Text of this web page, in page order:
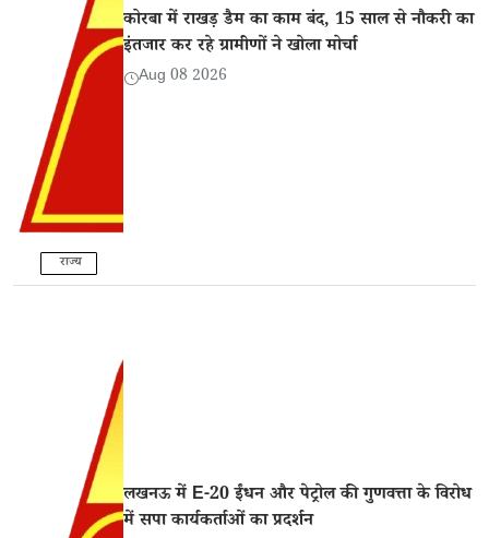
राज्य
कोरबा में राखड़ डैम का काम बंद, 15 साल से नौकरी का
इंतजार कर रहे ग्रामीणों ने खोला मोर्चा
Aug 08 2026
लखनऊ में E-20 ईंधन और पेट्रोल की गुणवत्ता के विरोध
में सपा कार्यकर्ताओं का प्रदर्शन